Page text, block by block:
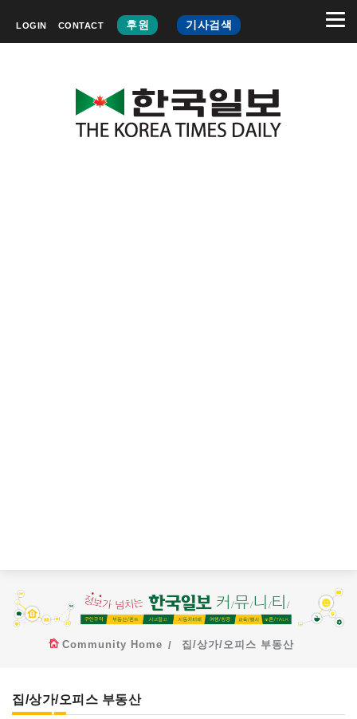
LOGIN CONTACT 후원 기사검색
Community Home 집/상가/오피스 부동산
집/상가/오피스 부동산